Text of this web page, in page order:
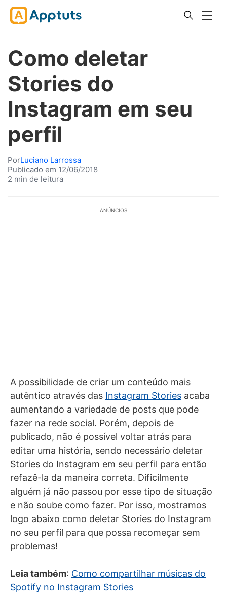
Como deletar
Stories do
Instagram em seu
perfil
PorLuciano Larrossa
Publicado em 12/06/2018
2 min de leitura
ANÚNCIOS
A possibilidade de criar um conteúdo mais
autêntico através das Instagram Stories acaba
aumentando a variedade de posts que pode
fazer na rede social. Porém, depois de
publicado, não é possível voltar atrás para
editar uma história, sendo necessário deletar
Stories do Instagram em seu perfil para então
refazê-la da maneira correta. Dificilmente
alguém já não passou por esse tipo de situação
e não soube como fazer. Por isso, mostramos
logo abaixo como deletar Stories do Instagram
no seu perfil para que possa recomeçar sem
problemas!
Leia também: Como compartilhar músicas do
Spotify no Instagram Stories